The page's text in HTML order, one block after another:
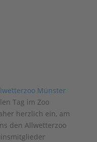
Tag im Zoo
herzlich ein, am
den Allwetterzoo